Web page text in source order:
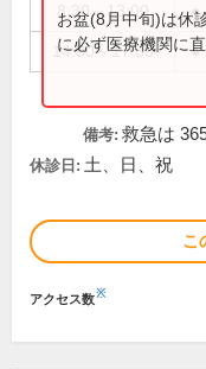
8:30～13:00 ●
14:00～17:30 ●
お盆(8月中旬)は休
に必ず医療機関に
備考: 救急は
休診日: 土、日、祝
こ
アクセス数※